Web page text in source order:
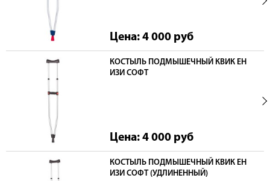
Цена: 4 000 руб
КОСТЫЛЬ ПОДМЫШЕЧНЫЙ КВИК ЕН
ИЗИ СОФТ
Цена: 4 000 руб
КОСТЫЛЬ ПОДМЫШЕЧНЫЙ КВИК ЕН
ИЗИ СОФТ (УДЛИНЕННЫЙ)